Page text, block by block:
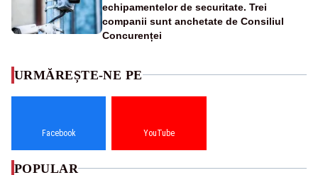
echipamentelor de securitate. Trei
companii sunt anchetate de Consiliul
Concurenței
URMĂREȘTE-NE PE
Facebook YouTube
POPULAR